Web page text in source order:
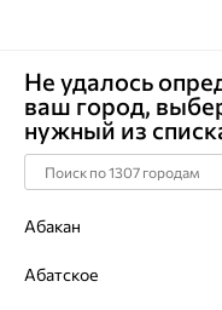
Главная Каталог
Серьги,
1501-011
Артикул:
Не удалось
ваш город,
нужный из
Абакан
Абатское